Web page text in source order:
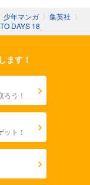
少年マンガ 〉 集英社 〉
DAYS 18
ます！
う！
ト！